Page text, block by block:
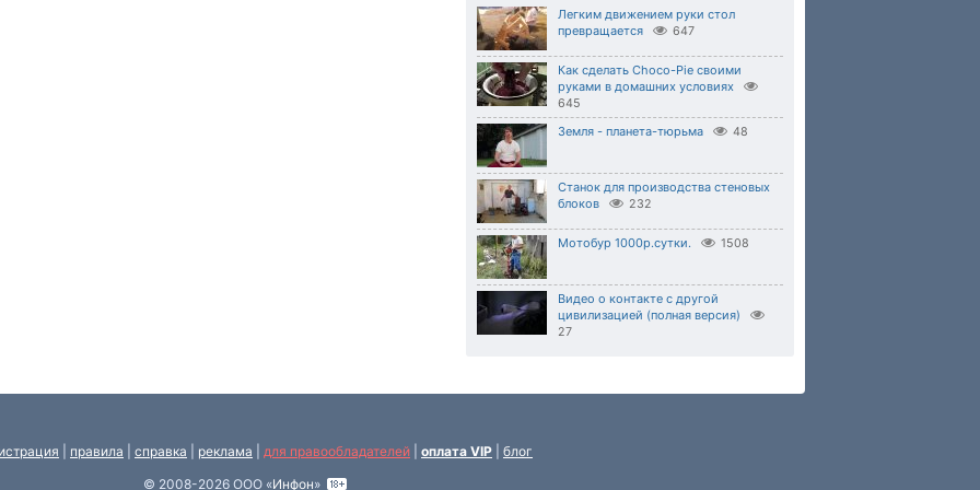
Легким движением руки стол
превращается
647
Как сделать Choco-Pie своими
руками в домашних условиях
645
Земля - планета-тюрьма 48
Станок для производства стеновых
блоков
232
Мотобур 1000р.сутки. 1508
Видео о контакте с другой
цивилизацией (полная версия)
27
правила справка реклама для правообладателей оплата VIP
блог
© 2008-2026 ООО «Инфон»